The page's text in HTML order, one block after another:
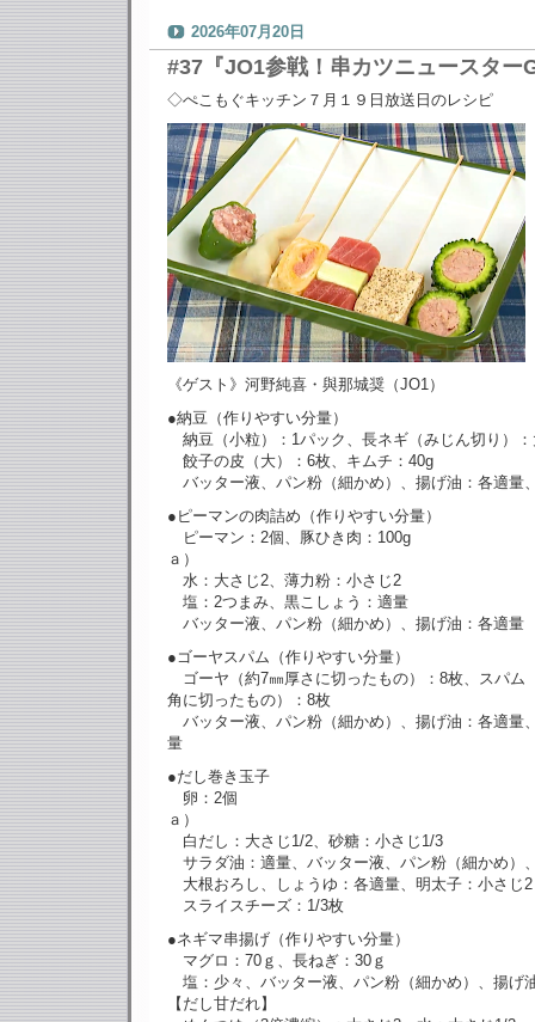
2026年07月20日
#37『JO1参戦！串カツニュースター
◇ぺこもぐキッチン７月１９日放送日のレシピ
《ゲスト》河野純喜・與那城奨（JO1）
●納豆（作りやすい分量）
納豆（小粒）：1パック、長ネギ（みじん切り）
餃子の皮（大）：6枚、キムチ：40g
バッター液、パン粉（細かめ）、揚げ油：各適量
●ピーマンの肉詰め（作りやすい分量）
ピーマン：2個、豚ひき肉：100g
ａ）
水：大さじ2、薄力粉：小さじ2
塩：2つまみ、黒こしょう：適量
バッター液、パン粉（細かめ）、揚げ油：各適量
●ゴーヤスパム（作りやすい分量）
ゴーヤ（約7㎜厚さに切ったもの）：8枚、スパム
角に切ったもの）：8枚
バッター液、パン粉（細かめ）、揚げ油：各適量
量
●だし巻き玉子
卵：2個
ａ）
白だし：大さじ1/2、砂糖：小さじ1/3
サラダ油：適量、バッター液、パン粉（細かめ）
大根おろし、しょうゆ：各適量、明太子：小さじ2
スライスチーズ：1/3枚
●ネギマ串揚げ（作りやすい分量）
マグロ：70ｇ、長ねぎ：30ｇ
塩：少々、バッター液、パン粉（細かめ）、揚げ
【だし甘だれ】